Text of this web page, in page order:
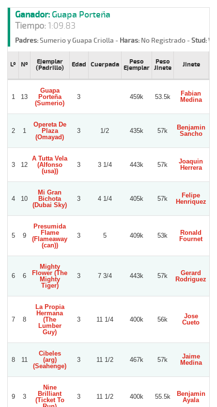
Ganador: Guapa Porteña
Tiempo:1:09.83
Padres:Sumerio y Guapa Criolla - Haras: No Registrado -Stud:
Lº Nº
Ejemplar
(Padrillo)
Edad Cuerpada
Peso
Ejemplar
Peso
Jinete
Jinete
1 13
Guapa
Porteña
(Sumerio)
3 459k 53.5k
Fabian
Medina
2 1
Opereta De
Plaza
(Omayad)
3 1/2 435k 57k
Benjamin
Sancho
3 12
A Tutta Vela
(Alfonso
(usa))
3 3 1/4 443k 57k
Joaquin
Herrera
4 10
Mi Gran
Bichota
(Dubai Sky)
3 4 1/4 405k 57k
Felipe
Henriquez
5 9
Presumida
Flame
(Flameaway
(can))
3 5 409k 53k
Ronald
Fournet
6 6
Mighty
Flower (The
Mighty
Tiger)
3 7 3/4 443k 57k
Gerard
Rodriguez
7 8
La Propia
Hermana
(The
Lumber
Guy)
3 11 1/4 400k 56k
Jose
Cueto
8 11
Cibeles
(arg)
(Seahenge)
3 11 1/2 467k 57k
Jaime
Medina
9 3
Nine
Brilliant
(Ticket To
3 11 1/2 400k 55.5k
Benjamin
Ayala